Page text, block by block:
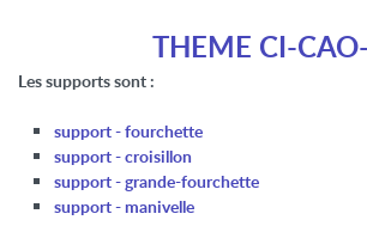
THEME CI-
Les supports sont :
support - fourchette
support - croisillon
support - grande-fourchette
support - manivelle